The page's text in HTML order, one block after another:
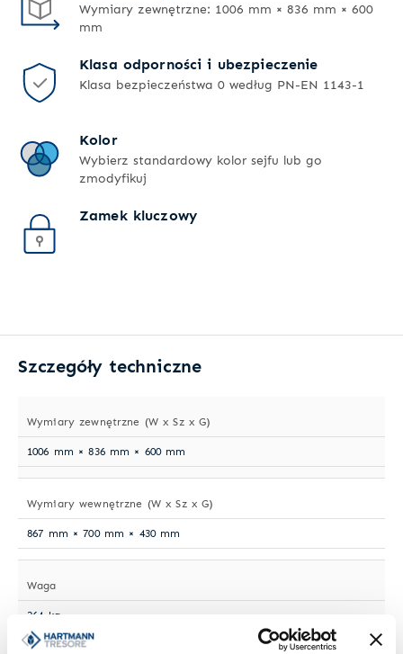
Wymiary zewnętrzne: 1006 mm × 836 mm × 600
mm
Klasa odporności i ubezpieczenie
Klasa bezpieczeństwa 0 według PN-EN 1143-1
Kolor
Wybierz standardowy kolor sejfu lub go
zmodyfikuj
Zamek kluczowy
Szczegóły techniczne
Wymiary zewnętrzne (W x Sz x G)
1006 mm × 836 mm × 600 mm
Wymiary wewnętrzne (W x Sz x G)
867 mm × 700 mm × 430 mm
Waga
264 kg